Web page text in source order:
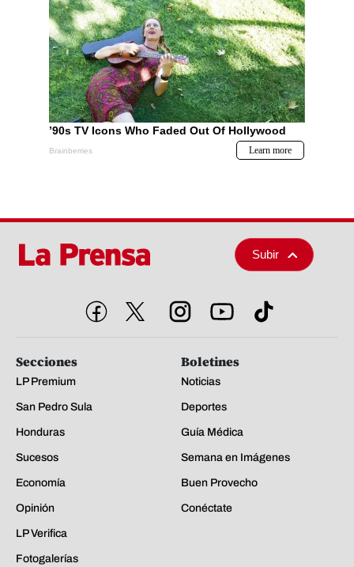
Subir
Secciones
LP Premium
San Pedro Sula
Honduras
Sucesos
Economía
Opinión
LP Verifica
Fotogalerías
Boletines
Noticias
Deportes
Guía Médica
Semana en Imágenes
Buen Provecho
Conéctate